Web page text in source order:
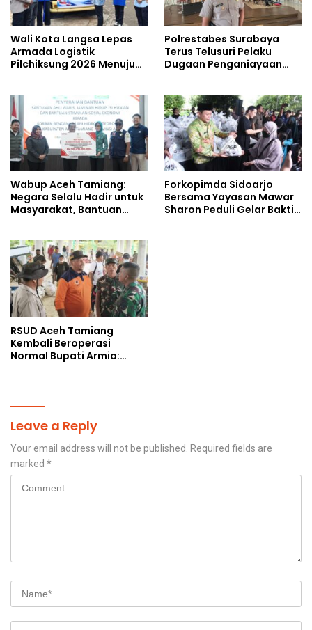
Wali Kota Langsa Lepas
Armada Logistik
Pilchiksung 2026 Menuju
Polrestabes Surabaya
Terus Telusuri Pelaku
Dugaan Penganiayaan
Wabup Aceh Tamiang:
Negara Selalu Hadir untuk
Masyarakat, Bantuan
Forkopimda Sidoarjo
Bersama Yayasan Mawar
Sharon Peduli Gelar Bakti
RSUD Aceh Tamiang
Kembali Beroperasi
Normal Bupati Armia:
Leave a Reply
Your email address will not be published.
Required fields are
marked *